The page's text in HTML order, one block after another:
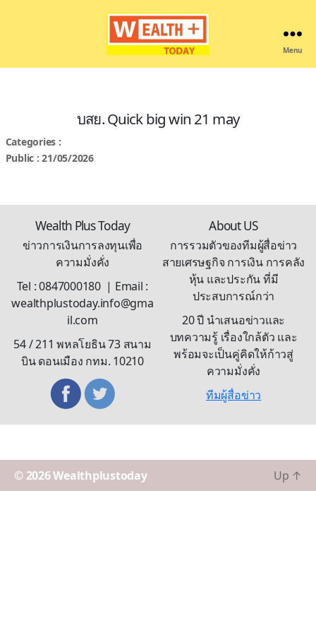
Menu
บสย. Quick big win 21 may
Categories :
Public : 21/05/2026
Wealth Plus Today
ข่าวการเงินการลงทุนเพื่อ
ความมั่งคั่ง
Tel : 0847000180 | Email :
wealthplustoday.info@gma
il.com
54 / 211 พหลโยธิน 73 สนาม
บิน ดอนเมือง กทม. 10210
About US
การรวมตัวของทีมผู้สื่อข่าว
สายเศรษฐกิจ การเงิน การคลัง
หุ้น และประกัน ที่มี
ประสบการณ์กว่า
20 ปี นำเสนอข่าวและ
บทความรู้ เรื่องใกล้ตัว และ
พร้อมจะเป็นคู่คิดให้ก้าวสู่
ความมั่งคั่ง
ทีมผู้สื่อข่าว
© 2026Wealthplustoday Up ↑